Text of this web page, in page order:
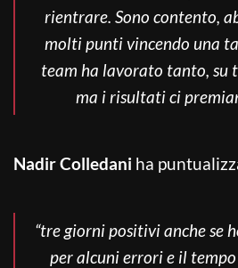
rientrare. Sono contento,
molti punti vincendo una
team ha lavorato tanto, su
ma i risultati ci
Nadir Colledani ha
“tre giorni positivi anche se
per alcuni errori e il